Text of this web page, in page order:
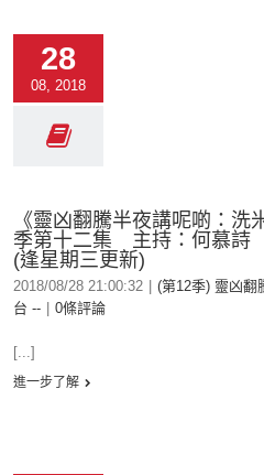
28
08, 2018
《靈凶翻騰半夜講呢啲：洗
季第十二集 主持：何慕詩
(逢星期三更新)
2018/08/28 21:00:32 (第12季) 靈凶翻
台 --
0條評論
[...]
進一步了解